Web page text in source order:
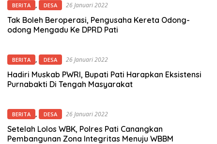
BERITA , DESA 26 Januari 2022
Tak Boleh Beroperasi, Pengusaha Kereta Odong-
odong Mengadu Ke DPRD Pati
BERITA , DESA 26 Januari 2022
Hadiri Muskab PWRI, Bupati Pati Harapkan Eksistensi
Purnabakti Di Tengah Masyarakat
BERITA , DESA 26 Januari 2022
Setelah Lolos WBK, Polres Pati Canangkan
Pembangunan Zona Integritas Menuju WBBM